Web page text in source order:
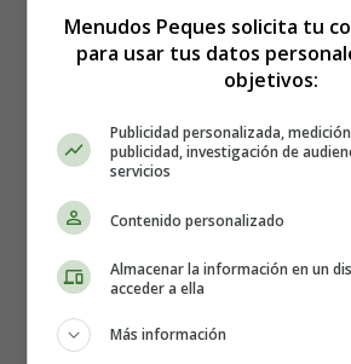
Menudos Peques solicita tu
para usar tus datos
objetivos:
Publicidad personalizada,
publicidad, investigación de
servicios
Contenido personalizado
Almacenar la información en un
acceder a ella
Más información